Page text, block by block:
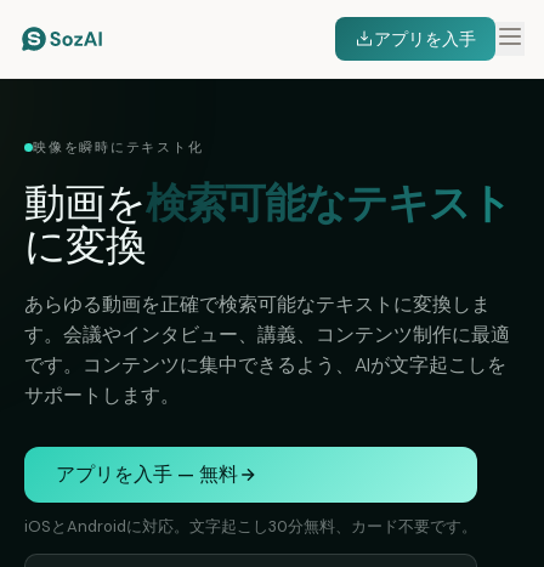
アプリを入手
映像を瞬時にテキスト化
動画を検索可能なテキスト
に変換
あらゆる動画を正確で検索可能なテキストに変換しま
す。会議やインタビュー、講義、コンテンツ制作に最適
です。コンテンツに集中できるよう、AIが文字起こしを
サポートします。
アプリを入手 — 無料
iOSとAndroidに対応。文字起こし30分無料、カード不要です。